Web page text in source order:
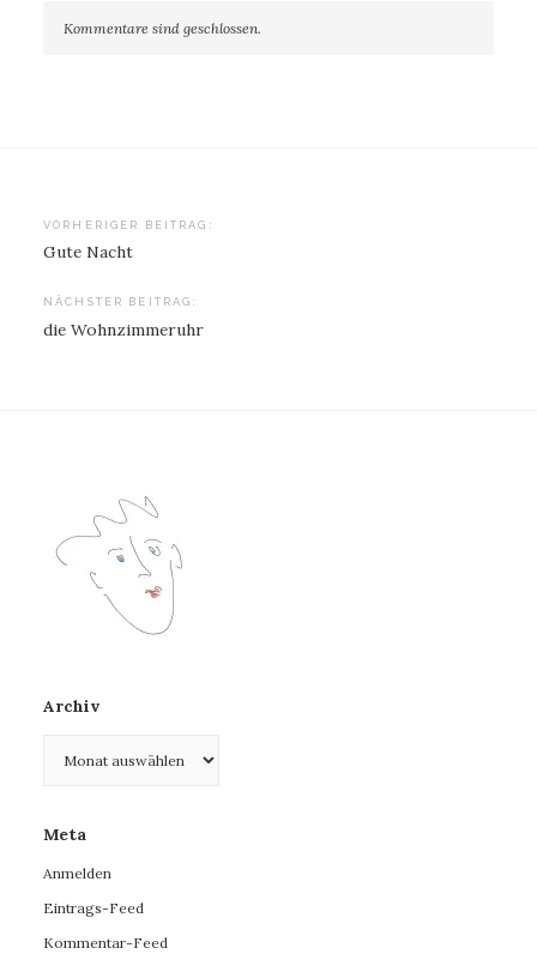
Kommentare sind geschlossen.
Beitragsnavigation
VORHERIGER BEITRAG:
Gute Nacht
NÄCHSTER BEITRAG:
die Wohnzimmeruhr
Archiv
Meta
Anmelden
Eintrags-Feed
Kommentar-Feed